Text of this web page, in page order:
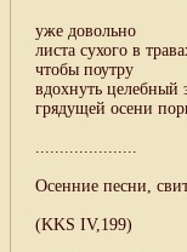
уже довольно
листа сухого в
чтобы поутру
вдохнуть целебный
грядущей осени
Осенние песни,
(KKS IV,199)